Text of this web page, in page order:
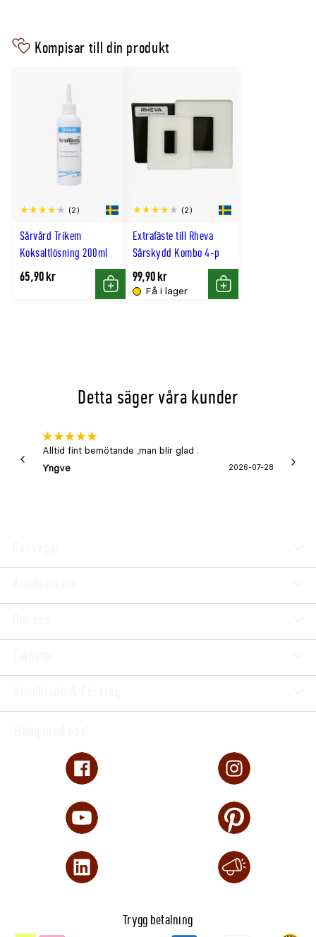
Kompisar till din produkt
Sårvård Trikem
Koksaltlösning 200ml
(2)
65,90 kr
Köp
Extrafäste till Rheva
Sårskydd Kombo 4-p
(2)
Få i lager
99,90 kr
Köp
Detta säger våra kunder
Alltid fint bemötande ,man blir glad .
Yngve
2026-07-28
Trygg betalning